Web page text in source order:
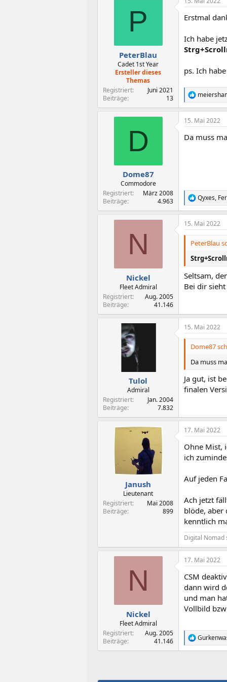
k
i
n
e
n
P
PeterBlau
Cadet 1st Year
Ersteller dieses
Themas
Registriert
Juni 2021
Beiträge
13
Erstmal
Ich habe
ps. Ich
R
e
a
k
i
D
Dome87
Commodore
Registriert
März 2008
Beiträge
4.963
15. Mai 2022
Da muss
R
e
a
k
t
n
e
n
:
Qyxes,
N
Nickel
Fleet Admiral
Registriert
Aug. 2005
Beiträge
41.146
15. Mai 2022
PeterBlau
Seltsam,
Bei dir
Tulol
Admiral
Registriert
Jan. 2004
Beiträge
7.832
15. Mai 2022
Dome87
Da muss
Ja gut, ist
finalen
Janush
Lieutenant
Registriert
Mai 2008
Beiträge
899
17. Mai 2022
Ohne Mist,
ich
Auf jeden
Ach jetzt
blöde, aber
kenntlich
Digital Nomad
N
Nickel
Fleet Admiral
Registriert
Aug. 2005
Beiträge
41.146
17. Mai 2022
CSM
dann wird
und man
Vollbild
R
e